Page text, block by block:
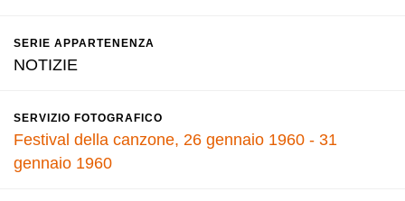
SERIE APPARTENENZA
NOTIZIE
SERVIZIO FOTOGRAFICO
Festival della canzone, 26 gennaio 1960 - 31
gennaio 1960